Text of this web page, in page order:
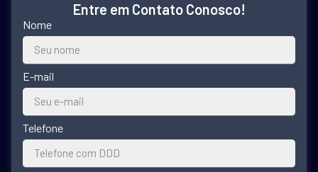
Entre em Contato Conosco!
Nome
E-mail
Telefone